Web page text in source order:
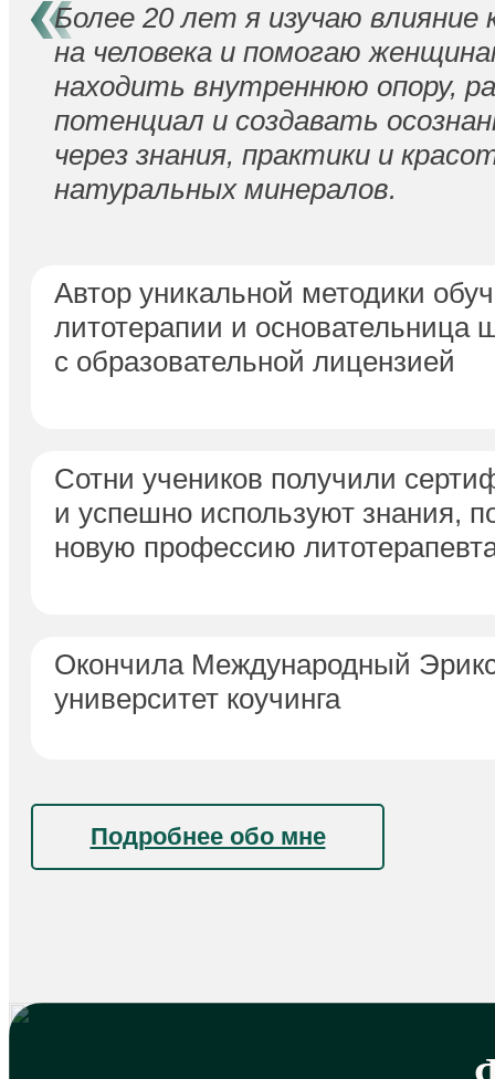
Подробнее обо мне
Окончила Международный
университет коучинга
Автор уникальной методики
литотерапии и основательница
с образовательной лицензией
Сотни учеников получили
и успешно используют знания,
новую профессию
Более 20 лет я изучаю влияние
на человека и помогаю
находить внутреннюю опору,
потенциал и создавать
через знания, практики и
натуральных минералов.